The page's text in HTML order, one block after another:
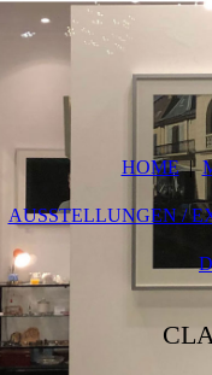
HOME
AUSSTELLUNGEN /